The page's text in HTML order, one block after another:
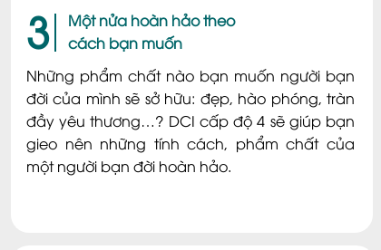
Một nửa hoàn hảo theo
cách bạn muốn
Những phẩm chất nào bạn muốn người bạn
đời của mình sẽ sở hữu: đẹp, hào phóng, tràn
đầy yêu thương…? DCI cấp độ 4 sẽ giúp bạn
gieo nên những tính cách, phẩm chất của
một người bạn đời hoàn hảo.
3